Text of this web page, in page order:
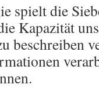
spielt die
Kapazität
beschreiben